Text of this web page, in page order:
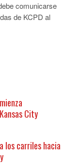
comunicarse
de KCPD al
City
los carriles hacia